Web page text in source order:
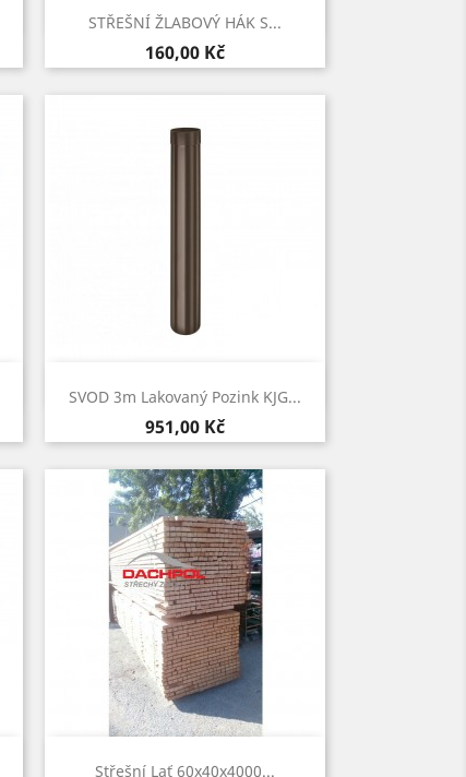
STŘEŠNÍ ŽLABOVÝ HÁK S...
Cena
160,00 Kč
Rychlý náhled
SVOD 3m Lakovaný Pozink KJG...
Cena
951,00 Kč
 Rychlý náhled
Střešní Lať 60x40x4000...
Rychlý náhled